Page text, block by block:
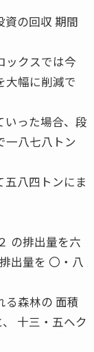
資の回収 期間
ックスでは今
大幅に削減で
いった場合、段
一八七八トン
五八四トンにま
の排出量を六
出量を 〇・八
る森林の 面積
十三・五ヘク